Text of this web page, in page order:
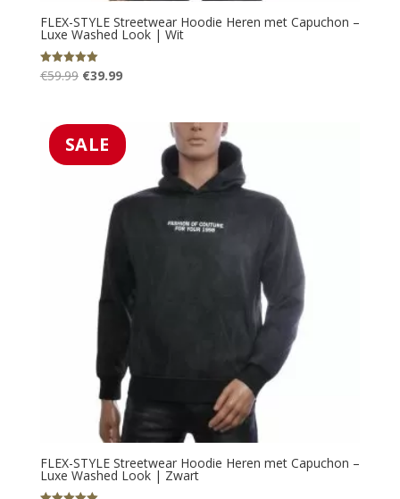
FLEX-STYLE Streetwear Hoodie Heren met Capuchon –
Luxe Washed Look | Wit
Gewaardeerd
5.00
€59.99 Oorspronkelijke
€59.99.
€39.99Huidige
€39.99.
SALE
FLEX-STYLE Streetwear Hoodie Heren met Capuchon –
Luxe Washed Look | Zwart